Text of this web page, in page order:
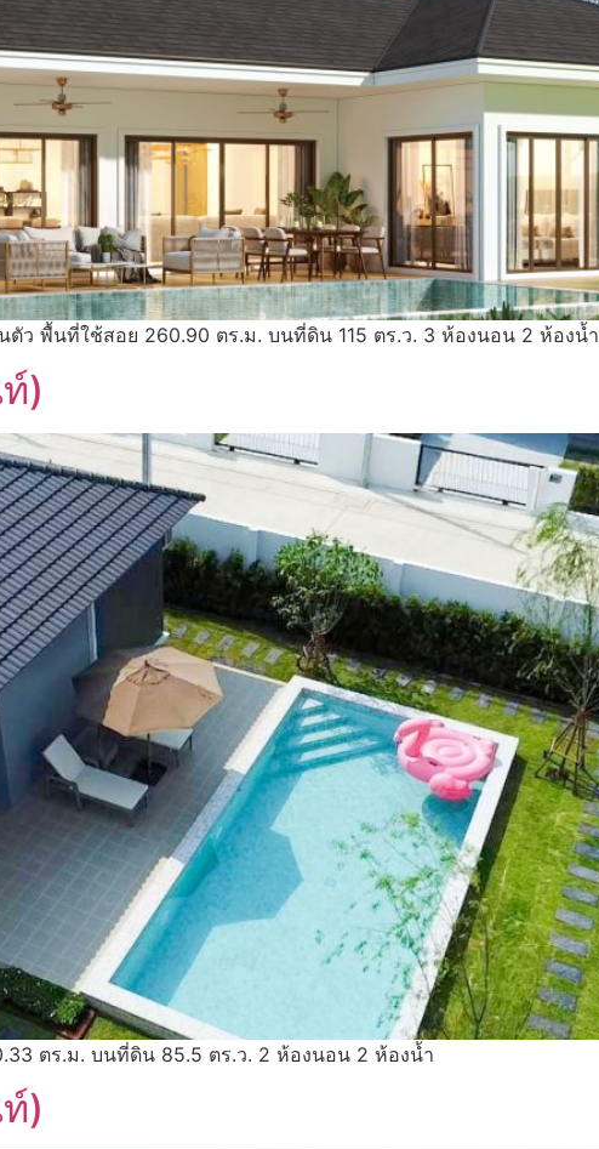
ตัว พื้นที่ใช้สอย 260.90 ตร.ม. บนที่ดิน 115 ตร.ว. 3 ห้องนอน 2 ห้องน้ำ
)
ตร.ม. บนที่ดิน 85.5 ตร.ว. 2 ห้องนอน 2 ห้องน้ำ
)